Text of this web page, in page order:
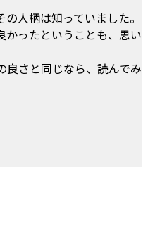
人柄は知っていました。
かったということも、思い
良さと同じなら、読んでみ